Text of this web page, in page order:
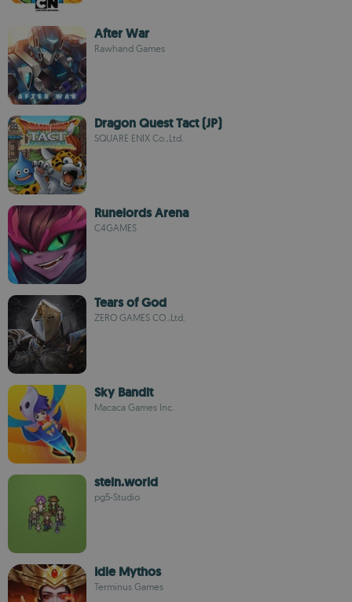
After War
Rawhand Games
Dragon Quest Tact (JP)
SQUARE ENIX Co.,Ltd.
Runelords Arena
C4GAMES
Tears of God
ZERO GAMES CO.,Ltd.
Sky Bandit
Macaca Games Inc.
stein.world
pg5-Studio
Idle Mythos
Terminus Games